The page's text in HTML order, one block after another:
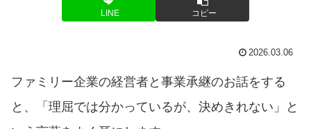
LINE コピー
2026.03.06
ファミリー企業の経営者と事業承継のお話をする
と、「理屈では分かっているが、決めきれない」と